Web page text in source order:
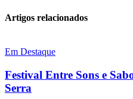
Artigos relacionados
Em Destaque
Festival Entre Sons e
Serra